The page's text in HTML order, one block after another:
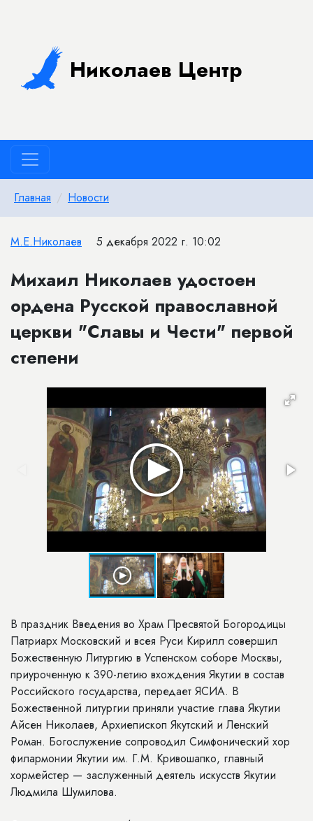
Николаев Центр
Главная Новости
М.Е.Николаев 5 декабря 2022 г. 10:02
Михаил Николаев удостоен
ордена Русской православной
церкви "Славы и Чести" первой
степени
В праздник Введения во Храм Пресвятой Богородицы
Патриарх Московский и всея Руси Кирилл совершил
Божественную Литургию в Успенском соборе Москвы,
приуроченную к 390-летию вхождения Якутии в состав
Российского государства, передает ЯСИА. В
Божественной литургии приняли участие глава Якутии
Айсен Николаев, Архиепископ Якутский и Ленский
Роман. Богослужение сопроводил Симфонический хор
филармонии Якутии им. Г.М. Кривошапко, главный
хормейстер — заслуженный деятель искусств Якутии
Людмила Шумилова.